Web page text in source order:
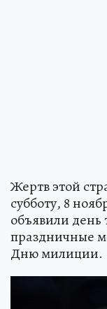
Жертв этой
субботу, 8
объявили день
праздничные
Дню милиции.